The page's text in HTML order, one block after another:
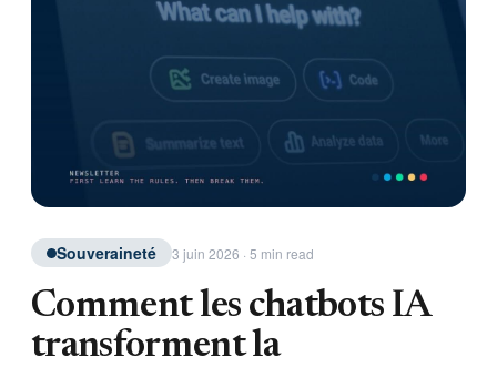
Souveraineté 3 juin 2026 · 5 min read
Comment les chatbots IA
transforment la